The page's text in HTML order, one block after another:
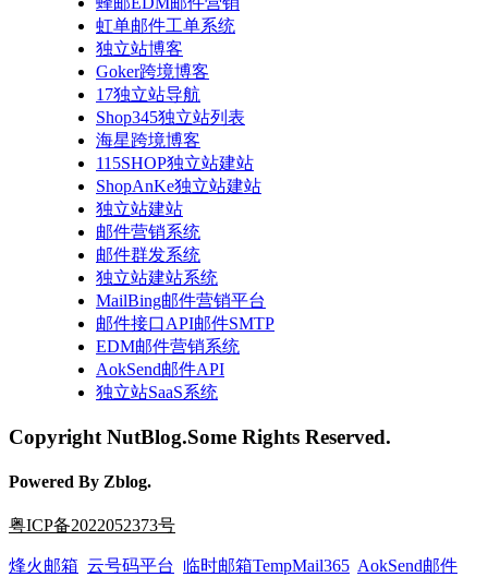
虹单邮件工单系统
独立站博客
Goker跨境博客
17独立站导航
Shop345独立站列表
海星跨境博客
115SHOP独立站建站
ShopAnKe独立站建站
独立站建站
邮件营销系统
邮件群发系统
独立站建站系统
MailBing邮件营销平台
邮件接口API邮件SMTP
EDM邮件营销系统
AokSend邮件API
独立站SaaS系统
Copyright NutBlog.Some Rights Reserved.
Powered By Zblog.
粤ICP备2022052373号
烽火邮箱 云号码平台 临时邮箱TempMail365 AokSend邮件